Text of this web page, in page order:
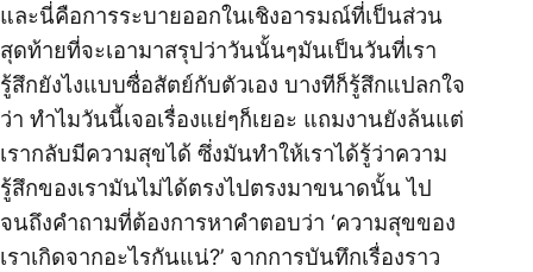
และนี่คือการระบายออกในเชิงอารมณ์ที่เป็นส่วน
สุดท้ายที่จะเอามาสรุปว่าวันนั้นๆมันเป็นวันที่เรา
รู้สึกยังไงแบบซื่อสัตย์กับตัวเอง บางทีก็รู้สึกแปลกใจ
ว่า ทำไมวันนี้เจอเรื่องแย่ๆก็เยอะ แถมงานยังล้นแต่
เรากลับมีความสุขได้ ซึ่งมันทำให้เราได้รู้ว่าความ
รู้สึกของเรามันไม่ได้ตรงไปตรงมาขนาดนั้น ไป
จนถึงคำถามที่ต้องการหาคำตอบว่า ‘ความสุขของ
เราเกิดจากอะไรกันแน่?’ จากการบันทึกเรื่องราว